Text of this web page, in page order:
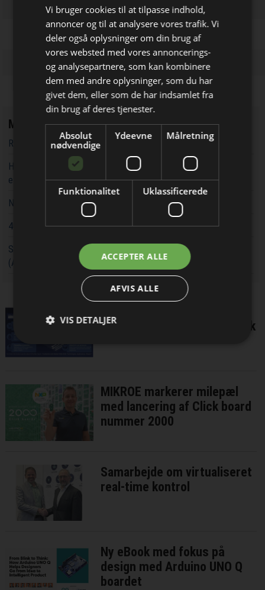
Bliv opdateret hver uge
Få de vigtigste nyheder fra
Elektronik & Data
direkte i din indbakke
Jeg modtager allerede
nyhedsbrevet
Mest læste
RF-testsystemer til kostfølsomme applikationer
Højspræcision flux gate AC/DC strømtransducere 'knuser' Hall-
effekt løsninger
Nyt Click-board understøtter 4G LTE Cat 1 bis
40 V N-kanal MOSFETs i SOP Advance pakninger
Samarbejde om referenceplatform til en autonom mobil robot
(AMR)
leverandører af ledende blæk
MIKROE markerer milepæl
med lancering af Click board
nummer 2000
Samarbejde om virtualiseret
real-time kontrol
Ny eBook med fokus på
design med Arduino UNO Q
boardet
Vi bruger cookies til at tilpasse indhold,
annoncer og til at analysere vores trafik. Vi
deler også oplysninger om din brug af
vores websted med vores annoncerings-
og analysepartnere, som kan kombinere
dem med andre oplysninger, som du har
givet dem, eller som de har indsamlet fra
din brug af deres tjenester.
Absolut
nødvendige
Ydeevne Målretning
Funktionalitet Uklassificerede
ACCEPTER ALLE
AFVIS ALLE
VIS DETALJER